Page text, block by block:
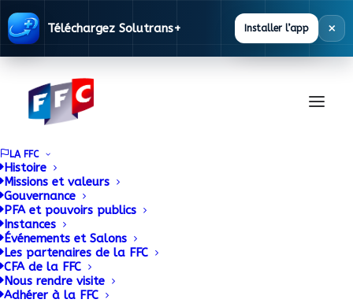
Téléchargez Solutrans+ Installer l’app ×
LA FFC
Histoire
Missions et valeurs
Gouvernance
PFA et pouvoirs publics
Instances
Événements et Salons
Les partenaires de la FFC
CFA de la FFC
Nous rendre visite
Adhérer à la FFC
Documentation
La FFC met à disposition des ses adhérents
une base documentaire alimentée en